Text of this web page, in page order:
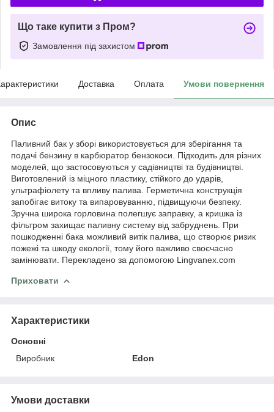
Що таке купити з Пром?
Замовлення під захистом
Доставка Оплата Умови повернення
Опис
Паливний бак у зборі використовується для зберігання та
подачі бензину в карбюратор бензокоси. Підходить для різних
моделей, що застосовуються у садівництві та будівництві.
Виготовлений із міцного пластику, стійкого до ударів,
ультрафіолету та впливу палива. Герметична конструкція
запобігає витоку та випаровуванню, підвищуючи безпеку.
Зручна широка горловина полегшує заправку, а кришка із
фільтром захищає паливну систему від забруднень. При
пошкодженні бака можливий витік палива, що створює ризик
пожежі та шкоду екології, тому його важливо своєчасно
замінювати. Перекладено за допомогою Lingvanex.com
Приховати
Характеристики
Основні
Виробник
Edon
Умови доставки